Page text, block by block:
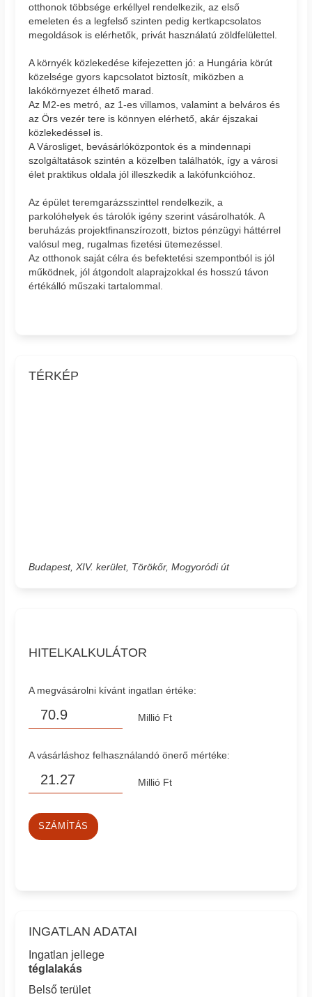
otthonok többsége erkéllyel rendelkezik, az első
emeleten és a legfelső szinten pedig kertkapcsolatos
megoldások is elérhetők, privát használatú zöldfelülettel.
A környék közlekedése kifejezetten jó: a Hungária körút
közelsége gyors kapcsolatot biztosít, miközben a
lakókörnyezet élhető marad.
Az M2-es metró, az 1-es villamos, valamint a belváros és
az Örs vezér tere is könnyen elérhető, akár éjszakai
közlekedéssel is.
A Városliget, bevásárlóközpontok és a mindennapi
szolgáltatások szintén a közelben találhatók, így a városi
élet praktikus oldala jól illeszkedik a lakófunkcióhoz.
Az épület teremgarázsszinttel rendelkezik, a
parkolóhelyek és tárolók igény szerint vásárolhatók. A
beruházás projektfinanszírozott, biztos pénzügyi háttérrel
valósul meg, rugalmas fizetési ütemezéssel.
Az otthonok saját célra és befektetési szempontból is jól
működnek, jól átgondolt alaprajzokkal és hosszú távon
értékálló műszaki tartalommal.
TÉRKÉP
Budapest, XIV. kerület, Törökőr, Mogyoródi út
HITELKALKULÁTOR
A megvásárolni kívánt ingatlan értéke:
Millió Ft
A vásárláshoz felhasználandó önerő mértéke:
Millió Ft
SZÁMÍTÁS
INGATLAN ADATAI
Ingatlan jellege
téglalakás
Belső terület